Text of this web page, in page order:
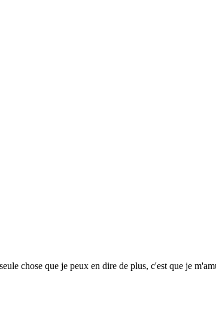
chose que je peux en dire de plus, c'est que je